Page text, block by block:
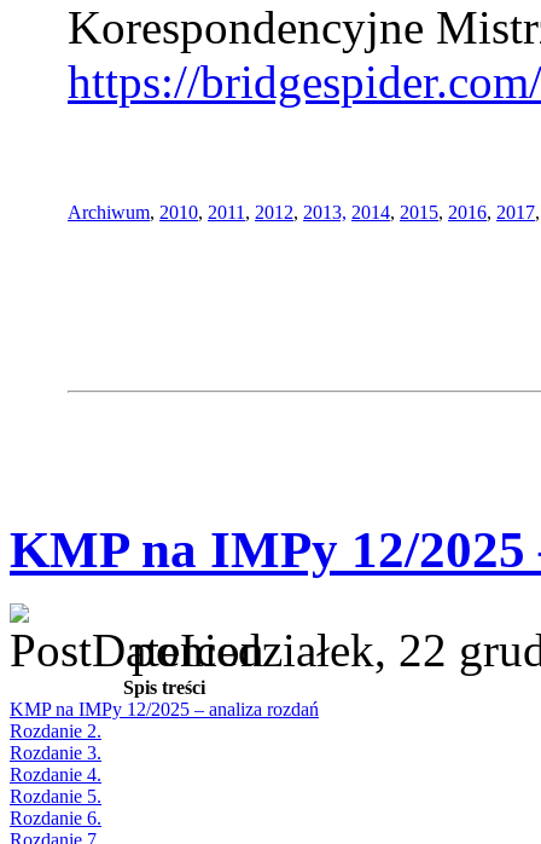
Korespondencyjne
https://
Archiwum, 2010, 2011 , 2012, 2013, 2014, 2015, 2016, 2017
KMP na IMPy 12/2025
poniedziałek, 22
Spis treści
KMP na IMPy 12/2025 – analiza rozdań
Rozdanie 2.
Rozdanie 3.
Rozdanie 4.
Rozdanie 5.
Rozdanie 6.
Rozdanie 7.